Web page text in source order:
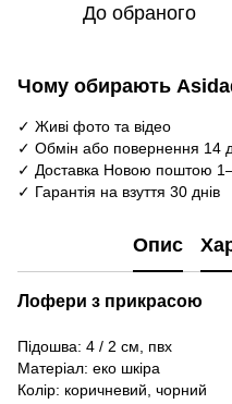
До обраного
Чому обирають
✓ Живі фото та відео
✓ Обмін або повернення 14
✓ Доставка Новою поштою
✓ Гарантія на взуття 30 днів
Опис
Лофери з прикрасою
Підошва: 4 / 2 см, пвх
Матеріал: еко шкіра
Колір: коричневий, чорний